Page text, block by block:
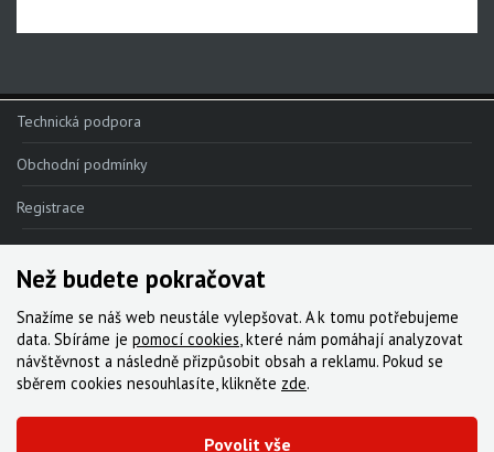
Technická podpora
Obchodní podmínky
Registrace
Reklamace
Kde nakoupit
Kontakt
Servis
Ke stažení
Než budete pokračovat
Snažíme se náš web neustále vylepšovat. A k tomu potřebujeme
data. Sbíráme je pomocí cookies, které nám pomáhají analyzovat
návštěvnost a následně přizpůsobit obsah a reklamu. Pokud se
sběrem cookies nesouhlasíte, klikněte zde.
Povolit vše